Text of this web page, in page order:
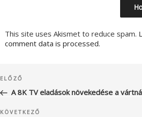
This site uses Akismet to reduce spam.
comment data is processed.
navigáció
Korábbi
bejegyzés
ELŐZŐ
A 8K TV eladások növekedése a
Következő
KÖVETKEZŐ